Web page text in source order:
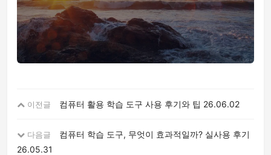
이전글 컴퓨터 활용 학습 도구 사용 후기와 팁 26.06.02
다음글
컴퓨터 학습 도구, 무엇이 효과적일까? 실사용 후기
26.05.31